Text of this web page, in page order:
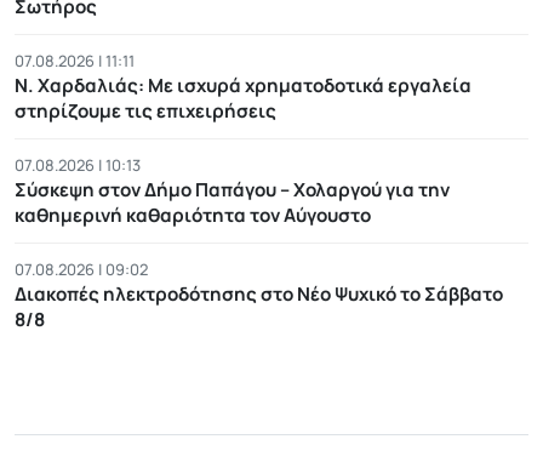
Σωτήρος
07.08.2026 | 11:11
Ν. Χαρδαλιάς: Με ισχυρά χρηματοδοτικά εργαλεία
στηρίζουμε τις επιχειρήσεις
07.08.2026 | 10:13
Σύσκεψη στον Δήμο Παπάγου – Χολαργού για την
καθημερινή καθαριότητα τον Αύγουστο
07.08.2026 | 09:02
Διακοπές ηλεκτροδότησης στο Νέο Ψυχικό το Σάββατο
8/8